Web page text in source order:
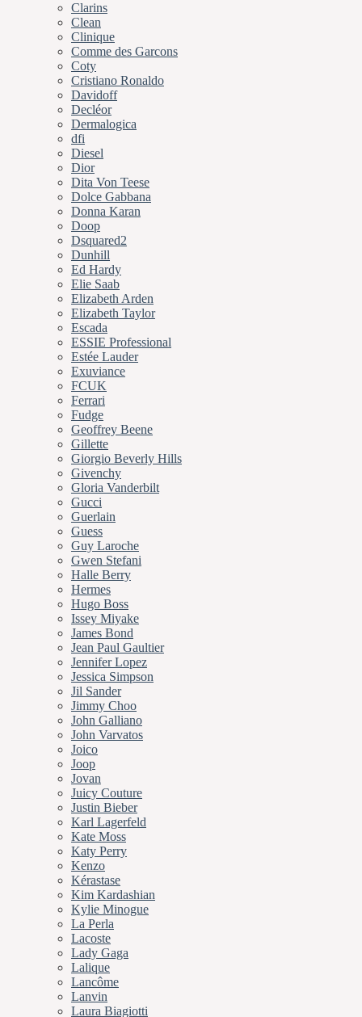
Clarins
Clean
Clinique
Comme des Garcons
Coty
Cristiano Ronaldo
Davidoff
Decléor
Dermalogica
dfi
Diesel
Dior
Dita Von Teese
Dolce Gabbana
Donna Karan
Doop
Dsquared2
Dunhill
Ed Hardy
Elie Saab
Elizabeth Arden
Elizabeth Taylor
Escada
ESSIE Professional
Estée Lauder
Exuviance
FCUK
Ferrari
Fudge
Geoffrey Beene
Gillette
Giorgio Beverly Hills
Givenchy
Gloria Vanderbilt
Gucci
Guerlain
Guess
Guy Laroche
Gwen Stefani
Halle Berry
Hermes
Hugo Boss
Issey Miyake
James Bond
Jean Paul Gaultier
Jennifer Lopez
Jessica Simpson
Jil Sander
Jimmy Choo
John Galliano
John Varvatos
Joico
Joop
Jovan
Juicy Couture
Justin Bieber
Karl Lagerfeld
Kate Moss
Katy Perry
Kenzo
Kérastase
Kim Kardashian
Kylie Minogue
La Perla
Lacoste
Lady Gaga
Lalique
Lancôme
Lanvin
Laura Biagiotti